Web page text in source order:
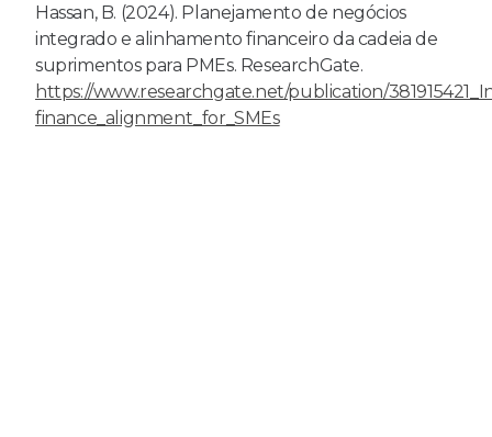
Hassan, B. (2024). Planejamento de negócios
integrado e alinhamento financeiro da cadeia de
suprimentos para PMEs. ResearchGate.
https://www.researchgate.net/publication/
finance_alignment_for_SMEs